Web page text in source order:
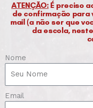
ATENÇÃO:É preciso
de confirmação para
mail (a não ser que
da escola,
Nome
Email